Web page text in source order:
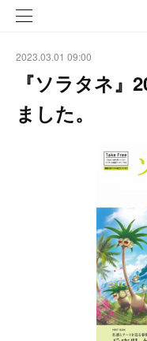
2023.03.01 09:00
『ソラタネ』
ました。